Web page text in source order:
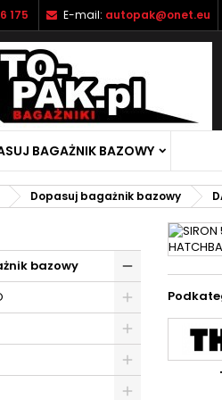
175 E-mail: autopak@onet.eu
BAGAŻNIK BAZOWY
Dopasuj bagażnik bazowy
bazowy